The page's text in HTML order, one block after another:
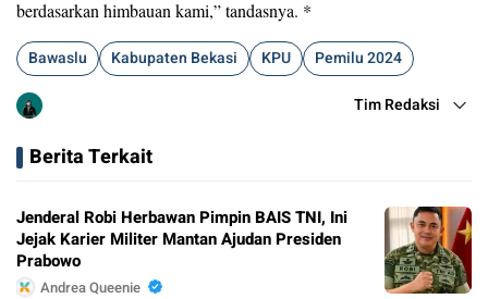
berdasarkan himbauan kami,” tandasnya. *
Bawaslu Kabupaten Bekasi KPU Pemilu 2024
Tim Redaksi
Berita Terkait
Jenderal Robi Herbawan Pimpin BAIS TNI, Ini
Jejak Karier Militer Mantan Ajudan Presiden
Prabowo
Andrea Queenie